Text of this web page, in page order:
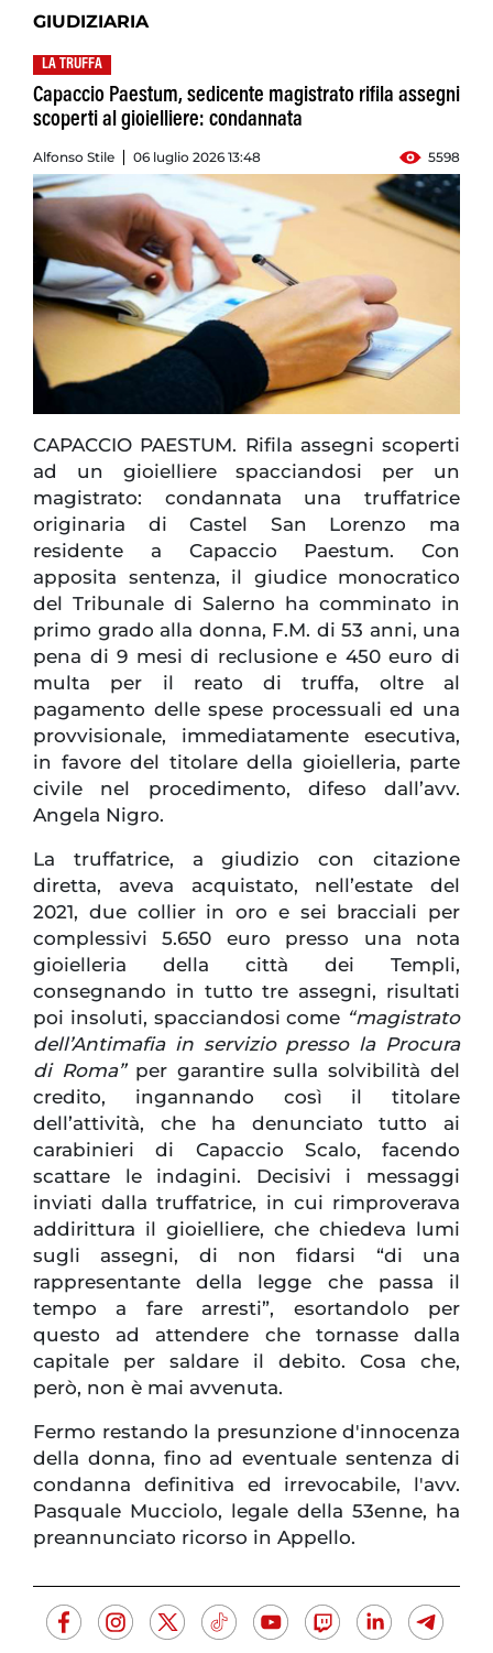
GIUDIZIARIA
LA TRUFFA
Capaccio Paestum, sedicente magistrato rifila assegni
scoperti al gioielliere: condannata
Alfonso Stile 06 luglio 2026 13:48 5598
CAPACCIO PAESTUM. Rifila assegni scoperti
ad un gioielliere spacciandosi per un
magistrato: condannata una truffatrice
originaria di Castel San Lorenzo ma
residente a Capaccio Paestum. Con
apposita sentenza, il giudice monocratico
del Tribunale di Salerno ha comminato in
primo grado alla donna, F.M. di 53 anni, una
pena di 9 mesi di reclusione e 450 euro di
multa per il reato di truffa, oltre al
pagamento delle spese processuali ed una
provvisionale, immediatamente esecutiva,
in favore del titolare della gioielleria, parte
civile nel procedimento, difeso dall’avv.
Angela Nigro.
La truffatrice, a giudizio con citazione
diretta, aveva acquistato, nell’estate del
2021, due collier in oro e sei bracciali per
complessivi 5.650 euro presso una nota
gioielleria della città dei Templi,
consegnando in tutto tre assegni, risultati
poi insoluti, spacciandosi come “magistrato
dell’Antimafia in servizio presso la Procura
di Roma”per garantire sulla solvibilità del
credito, ingannando così il titolare
dell’attività, che ha denunciato tutto ai
carabinieri di Capaccio Scalo, facendo
scattare le indagini. Decisivi i messaggi
inviati dalla truffatrice, in cui rimproverava
addirittura il gioielliere, che chiedeva lumi
sugli assegni, di non fidarsi “di una
rappresentante della legge che passa il
tempo a fare arresti”, esortandolo per
questo ad attendere che tornasse dalla
capitale per saldare il debito. Cosa che,
però, non è mai avvenuta.
Fermo restando la presunzione d'innocenza
della donna, fino ad eventuale sentenza di
condanna definitiva ed irrevocabile, l'avv.
Pasquale Mucciolo, legale della 53enne, ha
preannunciato ricorso in Appello.